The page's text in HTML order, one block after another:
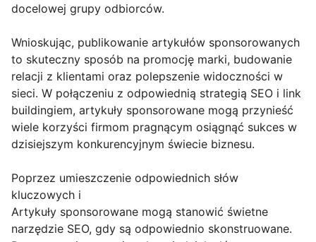
docelowej grupy odbiorców.
Wnioskując, publikowanie artykułów sponsorowanych
to skuteczny sposób na promocję marki, budowanie
relacji z klientami oraz polepszenie widoczności w
sieci. W połączeniu z odpowiednią strategią SEO i link
buildingiem, artykuły sponsorowane mogą przynieść
wiele korzyści firmom pragnącym osiągnąć sukces w
dzisiejszym konkurencyjnym świecie biznesu.
Poprzez umieszczenie odpowiednich słów
kluczowych i
Artykuły sponsorowane mogą stanowić świetne
narzędzie SEO, gdy są odpowiednio skonstruowane.